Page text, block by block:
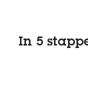
In 5